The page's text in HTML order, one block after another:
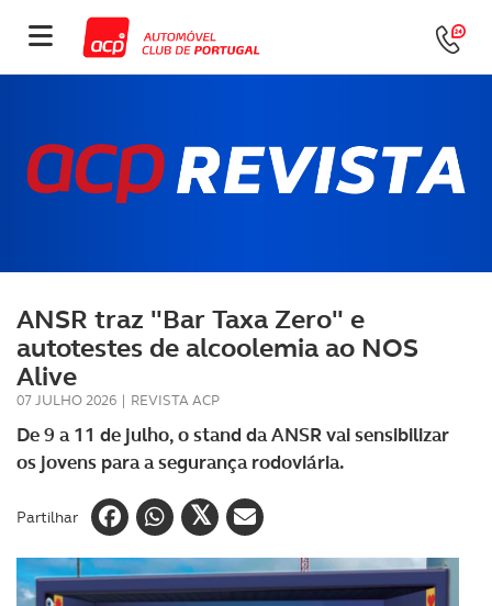
ANSR traz "Bar Taxa Zero" e
autotestes de alcoolemia ao NOS
Alive
07 JULHO 2026 | REVISTA ACP
De 9 a 11 de julho, o stand da ANSR vaisensibilizar
os jovens para a segurança rodoviária.
Partilhar